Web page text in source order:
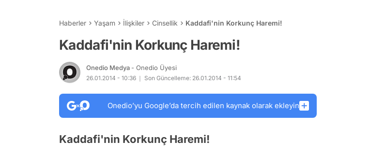
Haberler Yaşam İlişkiler Cinsellik Kaddafi'nin Korkunç Haremi!
Kaddafi'nin Korkunç Haremi!
Onedio Medya - Onedio Üyesi
26.01.2014 - 10:36 Son Güncelleme: 26.01.2014 - 11:54
Onedio’yu Google’da tercih edilen kaynak olarak ekleyin
Kaddafi'nin Korkunç Haremi!